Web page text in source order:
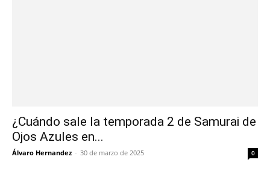
¿Cuándo sale la temporada 2 de Samurai de
Ojos Azules en...
Álvaro Hernandez - 30 de marzo de 2025 0